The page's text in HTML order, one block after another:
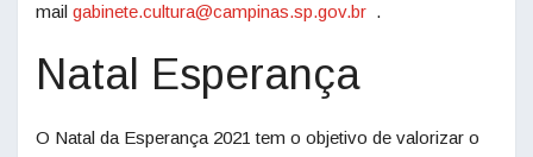
mail gabinete.cultura@campinas.sp.gov.br .
Natal Esperança
O Natal da Esperança 2021 tem o objetivo de valorizar o